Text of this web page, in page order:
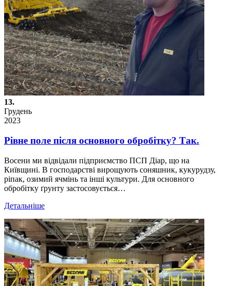
13.
Грудень
2023
Рівне поле після основного обробітку? Так.
Восени ми відвідали підприємство ПСП Діар, що на
Київщині. В господарстві вирощують соняшник, кукурудзу,
ріпак, озимий ячмінь та інші культури. Для основного
обробітку ґрунту застосовується…
Детальніше